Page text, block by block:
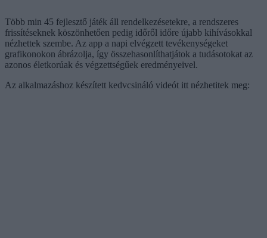
Több min 45 fejlesztő játék áll rendelkezésetekre, a rendszeres
frissítéseknek köszönhetően pedig időről időre újabb kihívásokkal
nézhettek szembe. Az app a napi elvégzett tevékenységeket
grafikonokon ábrázolja, így összehasonlíthatjátok a tudásotokat az
azonos életkorúak és végzettségűek eredményeivel.
Az alkalmazáshoz készített kedvcsináló videót itt nézhetitek meg: